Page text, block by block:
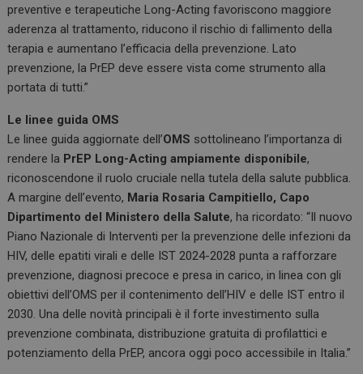
preventive e terapeutiche Long-Acting favoriscono maggiore
aderenza al trattamento, riducono il rischio di fallimento della
terapia e aumentano l’efficacia della prevenzione. Lato
prevenzione, la PrEP deve essere vista come strumento alla
portata di tutti.”
Le linee guida OMS
Le linee guida aggiornate dell’OMS sottolineano l’importanza di
rendere la PrEP Long-Acting ampiamente disponibile,
riconoscendone il ruolo cruciale nella tutela della salute pubblica.
A margine dell’evento, Maria Rosaria Campitiello, Capo
Dipartimento del Ministero della Salute, ha ricordato: “Il nuovo
Piano Nazionale di Interventi per la prevenzione delle infezioni da
HIV, delle epatiti virali e delle IST 2024-2028 punta a rafforzare
prevenzione, diagnosi precoce e presa in carico, in linea con gli
obiettivi dell’OMS per il contenimento dell’HIV e delle IST entro il
2030. Una delle novità principali è il forte investimento sulla
prevenzione combinata, distribuzione gratuita di profilattici e
potenziamento della PrEP, ancora oggi poco accessibile in Italia.”